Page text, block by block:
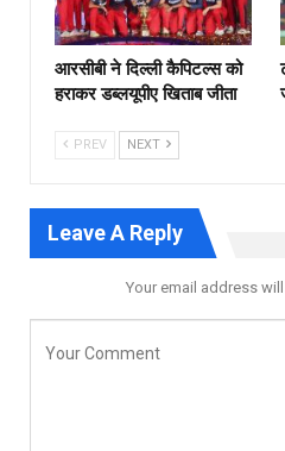
आरसीबी ने दिल्ली कैपिटल्स को
हराकर डब्लयूपीए खिताब जीता
PREV NEXT
Leave A Reply
Your email address